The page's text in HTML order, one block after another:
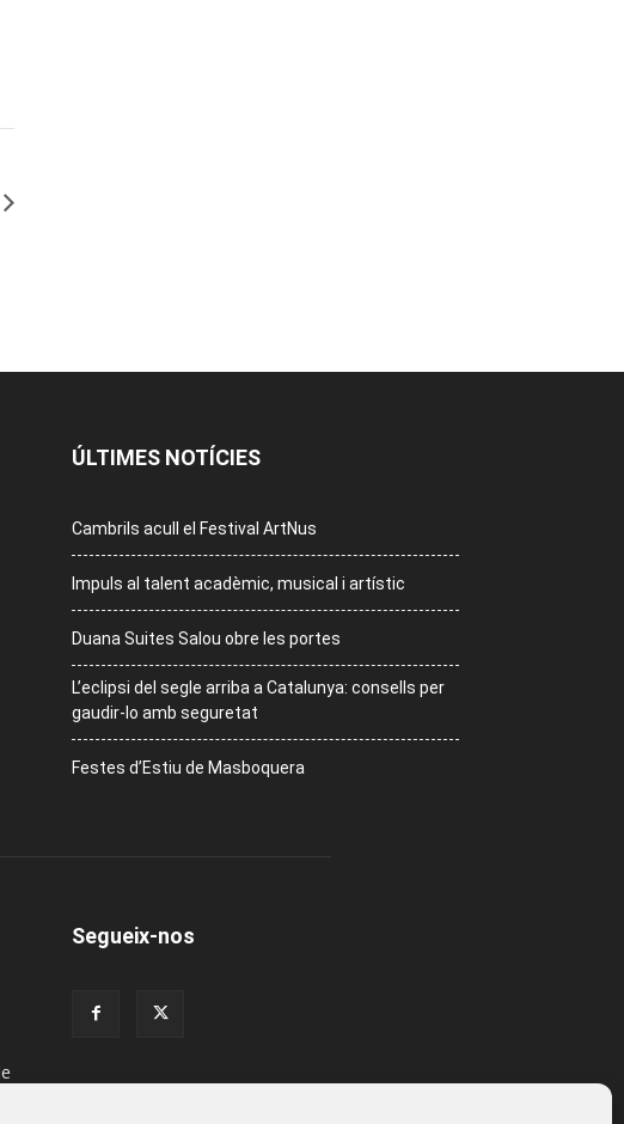
ÚLTIMES NOTÍCIES
Cambrils acull el Festival ArtNus
Impuls al talent acadèmic, musical i artístic
Duana Suites Salou obre les portes
L’eclipsi del segle arriba a Catalunya: consells per
gaudir-lo amb seguretat
Festes d’Estiu de Masboquera
Segueix-nos